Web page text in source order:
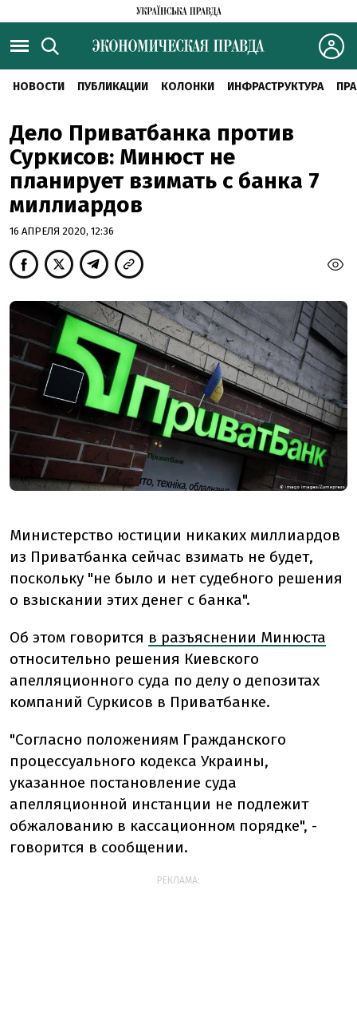
НОВОСТИ ПУБЛИКАЦИИ КОЛОНКИ ИНФРАСТРУКТУРА
Дело Приватбанка против
Суркисов: Минюст не
планирует взимать с банка 7
миллиардов
16 АПРЕЛЯ 2020, 12:36
Министерство юстиции никаких миллиардов
из Приватбанка сейчас взимать не будет,
поскольку "не было и нет судебного решения
о взыскании этих денег с банка".
Об этом говорится в разъяснении Минюста
относительно решения Киевского
апелляционного суда по делу о депозитах
компаний Суркисов в Приватбанке.
"Согласно положениям Гражданского
процессуального кодекса Украины,
указанное постановление суда
апелляционной инстанции не подлежит
обжалованию в кассационном порядке", -
говорится в сообщении.
РЕКЛАМА: